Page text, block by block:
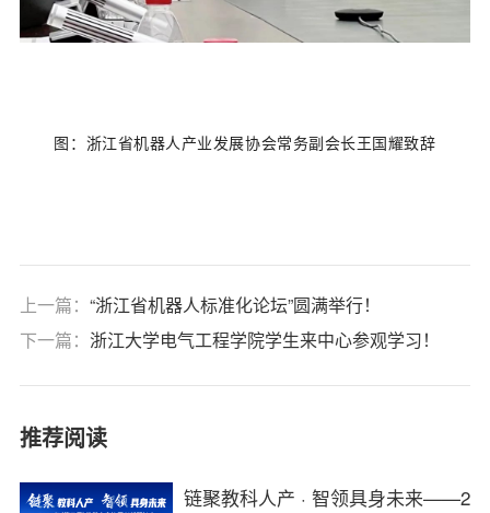
图： 浙江省机器人产业发展协会常务副会长王国耀致辞
上一篇： “浙江省机器人标准化论坛”圆满举行！
下一篇： 浙江大学电气工程学院学生来中心参观学习！
推荐阅读
链聚教科人产 · 智领具身未来——2